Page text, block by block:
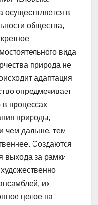
осуществляется в
общества,
вида
природа не
адаптация
опредмечивает
процессах
природы,
чем дальше, тем
Создаются
выхода за рамки
их
целое на